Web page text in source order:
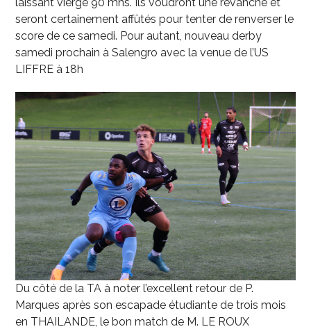
seront certainement affûtés pour tenter de renverser le
score de ce samedi. Pour autant, nouveau derby
samedi prochain à Salengro avec la venue de l’US
LIFFRE à 18h
Du côté de la TA à noter l’excellent retour de P.
Marques après son escapade étudiante de trois mois
en THAILANDE, le bon match de M. LE ROUX